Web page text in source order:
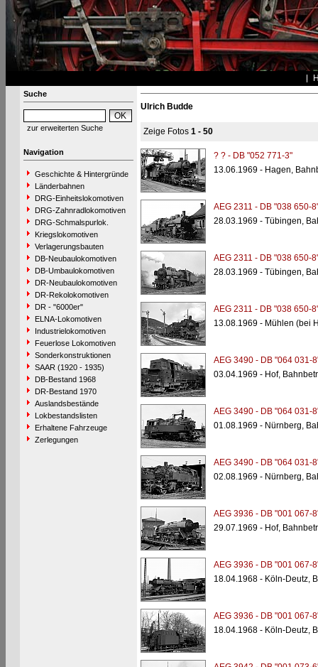
Suche
zur erweiterten Suche
Navigation
Geschichte & Hintergründe
Länderbahnen
DRG-Einheitslokomotiven
DRG-Zahnradlokomotiven
DRG-Schmalspurlok.
Kriegslokomotiven
Verlagerungsbauten
DB-Neubaulokomotiven
DB-Umbaulokomotiven
DR-Neubaulokomotiven
DR-Rekolokomotiven
DR - "6000er"
ELNA-Lokomotiven
Industrielokomotiven
Feuerlose Lokomotiven
Sonderkonstruktionen
SAAR (1920 - 1935)
DB-Bestand 1968
DR-Bestand 1970
Auslandsbestände
Lokbestandslisten
Erhaltene Fahrzeuge
Zerlegungen
Ulrich Budde
Zeige Fotos 1 - 50
? ? - DB "052 771-3"
13.06.1969 - Hagen,
AEG 2311 - DB "038 650-
28.03.1969 - Tübingen,
AEG 2311 - DB "038 650-
28.03.1969 - Tübingen,
AEG 2311 - DB "038 650-
13.08.1969 - Mühlen (bei
AEG 3490 - DB "064 031-
03.04.1969 - Hof,
AEG 3490 - DB "064 031-
01.08.1969 - Nürnberg,
AEG 3490 - DB "064 031-
02.08.1969 - Nürnberg,
AEG 3936 - DB "001 067-
29.07.1969 - Hof,
AEG 3936 - DB "001 067-
18.04.1968 - Köln-Deutz,
AEG 3936 - DB "001 067-
18.04.1968 - Köln-Deutz,